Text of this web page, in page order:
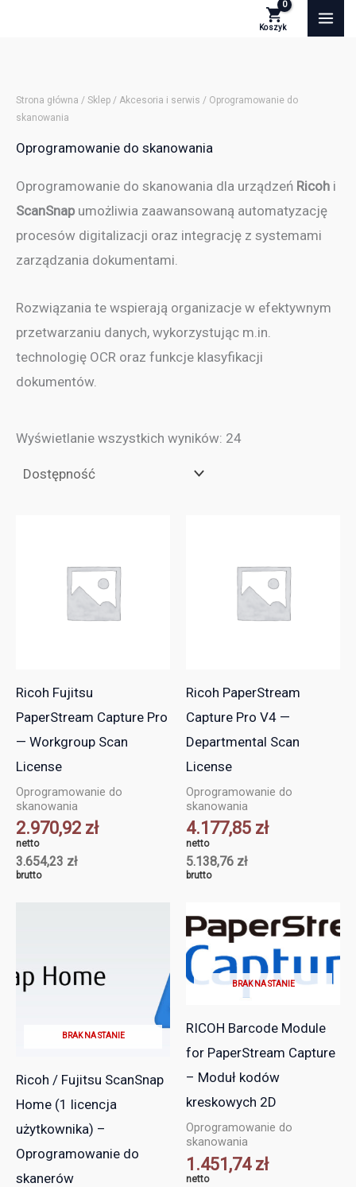
u
s
Strona główna / Sklep / Akcesoria i serwis / Oprogramowanie do
skanowania
Oprogramowanie do skanowania
Oprogramowanie do skanowania dla urządzeń Ricoh i
ScanSnap umożliwia zaawansowaną automatyzację
procesów digitalizacji oraz integrację z systemami
zarządzania dokumentami.
Rozwiązania te wspierają organizacje w efektywnym
przetwarzaniu danych, wykorzystując m.in.
technologię OCR oraz funkcje klasyfikacji
dokumentów.
Wyświetlanie wszystkich wyników: 24
Ricoh Fujitsu
PaperStream Capture Pro
— Workgroup Scan
License
Oprogramowanie do
skanowania
2.970,92 zł
netto
3.654,23 zł
brutto
Ricoh PaperStream
Capture Pro V4 —
Departmental Scan
License
Oprogramowanie do
skanowania
4.177,85 zł
netto
5.138,76 zł
brutto
BRAK NA STANIE
Ricoh / Fujitsu ScanSnap
Home (1 licencja
użytkownika) –
Oprogramowanie do
skanerów
BRAK NA STANIE
RICOH Barcode Module
for PaperStream Capture
– Moduł kodów
kreskowych 2D
Oprogramowanie do
skanowania
1.451,74 zł
netto